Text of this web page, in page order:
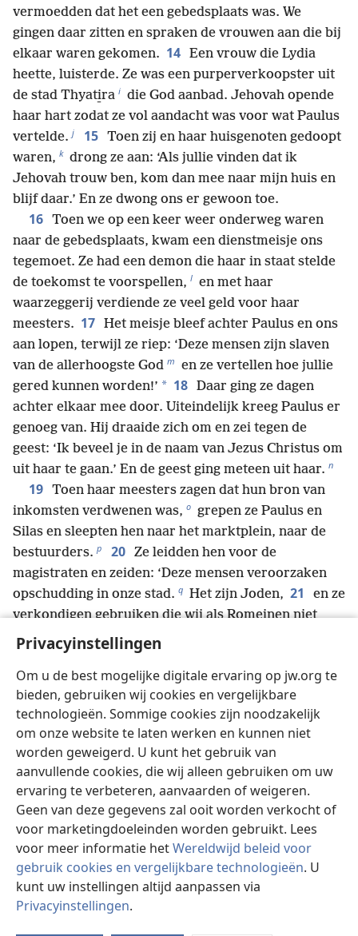
Privacyinstellingen
Om u de best mogelijke digitale ervaring op jw.org te
bieden, gebruiken wij cookies en vergelijkbare
technologieën. Sommige cookies zijn noodzakelijk
om onze website te laten werken en kunnen niet
worden geweigerd. U kunt het gebruik van
aanvullende cookies, die wij alleen gebruiken om uw
ervaring te verbeteren, aanvaarden of weigeren.
Geen van deze gegevens zal ooit worden verkocht of
voor marketingdoeleinden worden gebruikt. Lees
voor meer informatie hetWereldwijd beleid voor
gebruik cookies en vergelijkbare technologieën. U
kunt uw instellingen altijd aanpassen via
Privacyinstellingen.
vermoedden dat het een gebedsplaats was. We
gingen daar zitten en spraken de vrouwen aan die bij
elkaar waren gekomen. 14 Een vrouw die Lydia
heette, luisterde. Ze was een purperverkoopster uit
de stad Thyati̱ra i die God aanbad. Jehovah opende
haar hart zodat ze vol aandacht was voor wat Paulus
vertelde. j 15 Toen zij en haar huisgenoten gedoopt
waren, k drong ze aan: ‘Als jullie vinden dat ik
Jehovah trouw ben, kom dan mee naar mijn huis en
blijf daar.’ En ze dwong ons er gewoon toe.
16 Toen we op een keer weer onderweg waren
naar de gebedsplaats, kwam een dienstmeisje ons
tegemoet. Ze had een demon die haar in staat stelde
de toekomst te voorspellen, l en met haar
waarzeggerij verdiende ze veel geld voor haar
meesters. 17 Het meisje bleef achter Paulus en ons
aan lopen, terwijl ze riep: ‘Deze mensen zijn slaven
van de allerhoogste God m en ze vertellen hoe jullie
gered kunnen worden!’ * 18 Daar ging ze dagen
achter elkaar mee door. Uiteindelijk kreeg Paulus er
genoeg van. Hij draaide zich om en zei tegen de
geest: ‘Ik beveel je in de naam van Jezus Christus om
uit haar te gaan.’ En de geest ging meteen uit haar. n
19 Toen haar meesters zagen dat hun bron van
inkomsten verdwenen was, o grepen ze Paulus en
Silas en sleepten hen naar het marktplein, naar de
bestuurders. p 20 Ze leidden hen voor de
magistraten en zeiden: ‘Deze mensen veroorzaken
opschudding in onze stad. q Het zijn Joden, 21
en ze
verkondigen gebruiken die wij als Romeinen niet
mogen overnemen of volgen.’
keerde zich tegen hen, waarna de magistraten hun de
kleren van het lijf lieten scheuren en opdracht gaven
hun stokslagen te geven. s 23 Nadat ze een flink
aantal slagen hadden gekregen, werden ze in de
gevangenis gegooid. t De bewaker kreeg opdracht
hen streng te bewaken u 24 en vanwege dat bevel
zette hij ze in het binnenste deel van de gevangenis
en sloot hij hun voeten in het blok.
Rond middernacht waren Paulus en Silas aan
het bidden en ze loofden God met liederen.
De
andere gevangenen luisterden naar hen. 26
Plotseling kwam er een grote aardbeving, zodat de
gevangenis op haar fundamenten schudde. Meteen